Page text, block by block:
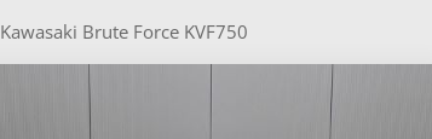
Kawasaki Brute Force KVF750